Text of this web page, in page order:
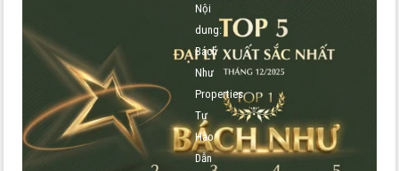
Nội
dung:
Bách
Như
Properties
Tự
Hào
Dẫn